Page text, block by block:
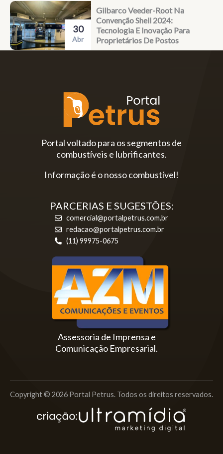
30
Abr
Gilbarco Veeder-Root Na
Convenção Shell 2024:
Tecnologia E Inovação Para
Proprietários De Postos
Portal voltado para os segmentos de
combustíveis e lubrificantes.
Informação é o nosso combustível!
PARCERIAS E SUGESTÕES:
comercial@portalpetrus.com.br
redacao@portalpetrus.com.br
(11) 99975-0675
Assessoria de Imprensa e
Comunicação Empresarial.
Copyright © 2026 Portal Petrus. Todos os direitos reservados.